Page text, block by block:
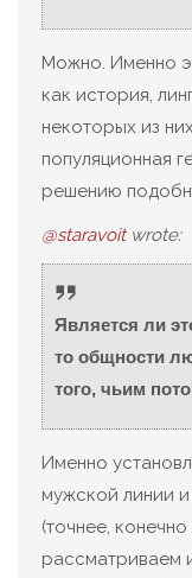
Можно. Именно
как история,
некоторых из
популяционная
решению
@staravoitwrote:
Является ли
то общности
того, чьим
Именно
мужской линии
(точнее,
рассматриваем